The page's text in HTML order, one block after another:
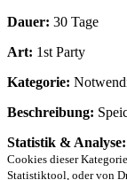
Dauer: 30 Tage
Art: 1st Party
Kategorie:
Beschreibung:
Statistik & Analyse:
Cookies dieser
Statistiktool, oder von